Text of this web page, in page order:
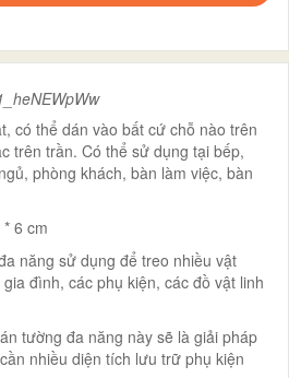
có thể dán vào bất cứ chỗ nào trên
trên trần. Có thể sử dụng tại bếp,
phòng khách, bàn làm việc, bàn
6 cm
năng sử dụng để treo nhiều vật
đình, các phụ kiện, các đồ vật linh
tường đa năng này sẽ là giải pháp
nhiều diện tích lưu trữ phụ kiện